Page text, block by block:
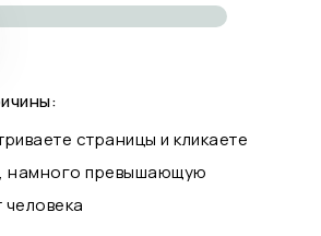
страницы и кликаете
намного превышающую